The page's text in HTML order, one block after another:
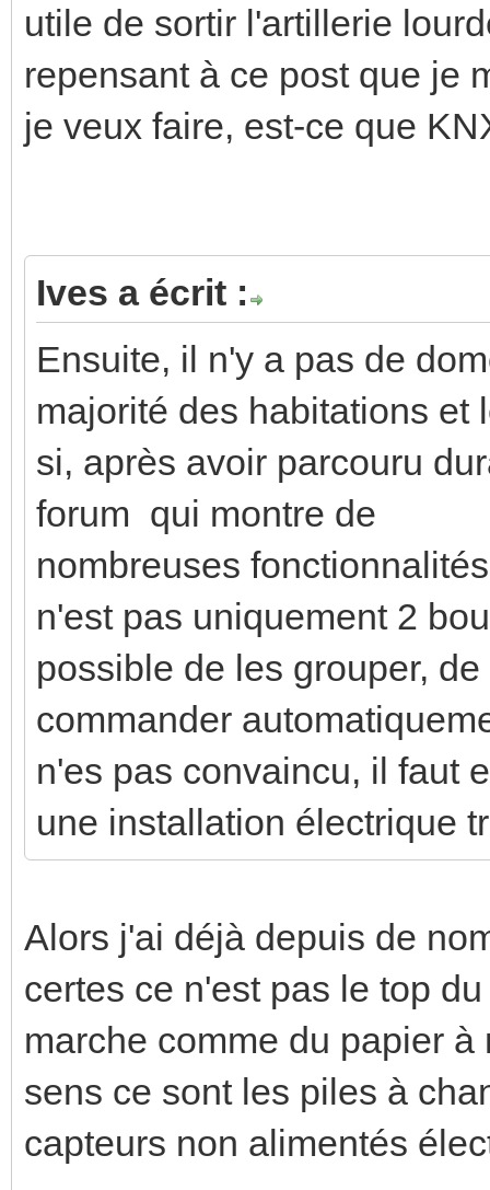
utile de sortir l'artillerie
repensant à ce post que je
je veux faire, est-ce que
Ives a écrit :
Ensuite, il n'y a pas de
majorité des habitations et
si, après avoir parcouru
forum qui montre de
nombreuses
n'est pas uniquement 2
possible de les grouper,
commander
n'es pas convaincu, il faut
une installation électrique
Alors j'ai déjà depuis de
certes ce n'est pas le top
marche comme du papier
sens ce sont les piles à
capteurs non alimentés